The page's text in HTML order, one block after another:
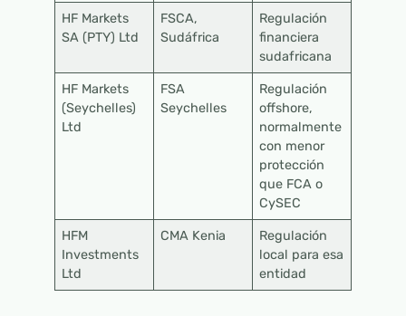
HF Markets
SA (PTY) Ltd
FSCA,
Sudáfrica
Regulación
financiera
sudafricana
HF Markets
(Seychelles)
Ltd
FSA
Seychelles
Regulación
offshore,
normalmente
con menor
protección
que FCA o
CySEC
HFM
Investments
Ltd
CMA Kenia
Regulación
local para esa
entidad